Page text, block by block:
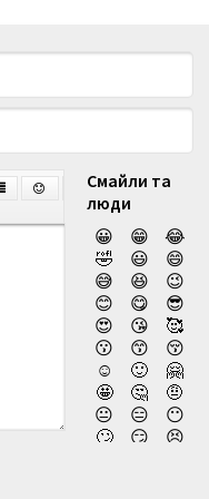
Смайли та
люди
😀
😁
😂
🤣
😃
😄
😅
😆
😉
😊
😋
😎
😍
😘
🥰
😗
😙
😚
☺️
🙂
🤗
🤩
🤔
🤨
😐
😑
😶
🙄
😏
😣